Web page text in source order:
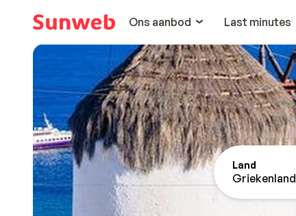
Ons aanbod
Last minutes
Land
Griekenland